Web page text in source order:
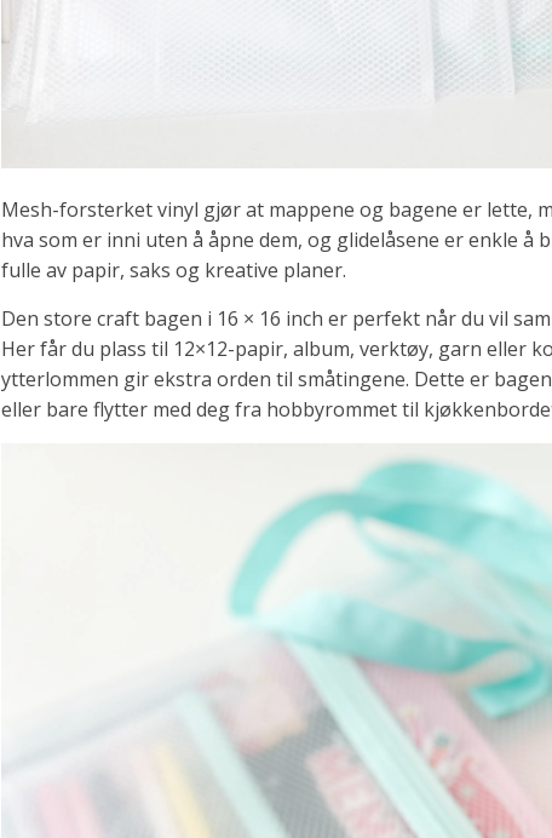
Mesh-forsterket vinyl gjør at mappene og bagene er lette,
hva som er inni uten å åpne dem, og glidelåsene er enkle å
fulle av papir, saks og kreative planer.
Den store craft bagen i 16 × 16 inch er perfekt når du vil
Her får du plass til 12×12-papir, album, verktøy, garn eller
ytterlommen gir ekstra orden til småtingene. Dette er
eller bare flytter med deg fra hobbyrommet til